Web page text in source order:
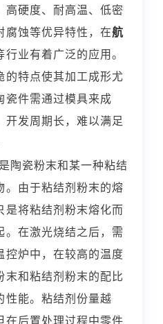
高硬度、耐高温、低密
腐蚀等优异特性，在航
业有着广泛的应用。
的特点使其加工成形尤
瓷件需通过模具来成
发周期长，难以满足
陶瓷粉末和某一种粘结
。由于粘结剂粉末的熔
是将粘结剂粉末熔化而
在激光烧结之后，需
控炉中，在较高的温度
和粘结剂粉末的配比
性能。粘结剂份量越
在后置处理过程中零件